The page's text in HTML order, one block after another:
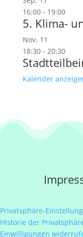
16:00- 19:00
5. Klima-
Nov. 11
18:30- 20:30
Kalender
Privatsphäre-
Historie der
Einwilligungen